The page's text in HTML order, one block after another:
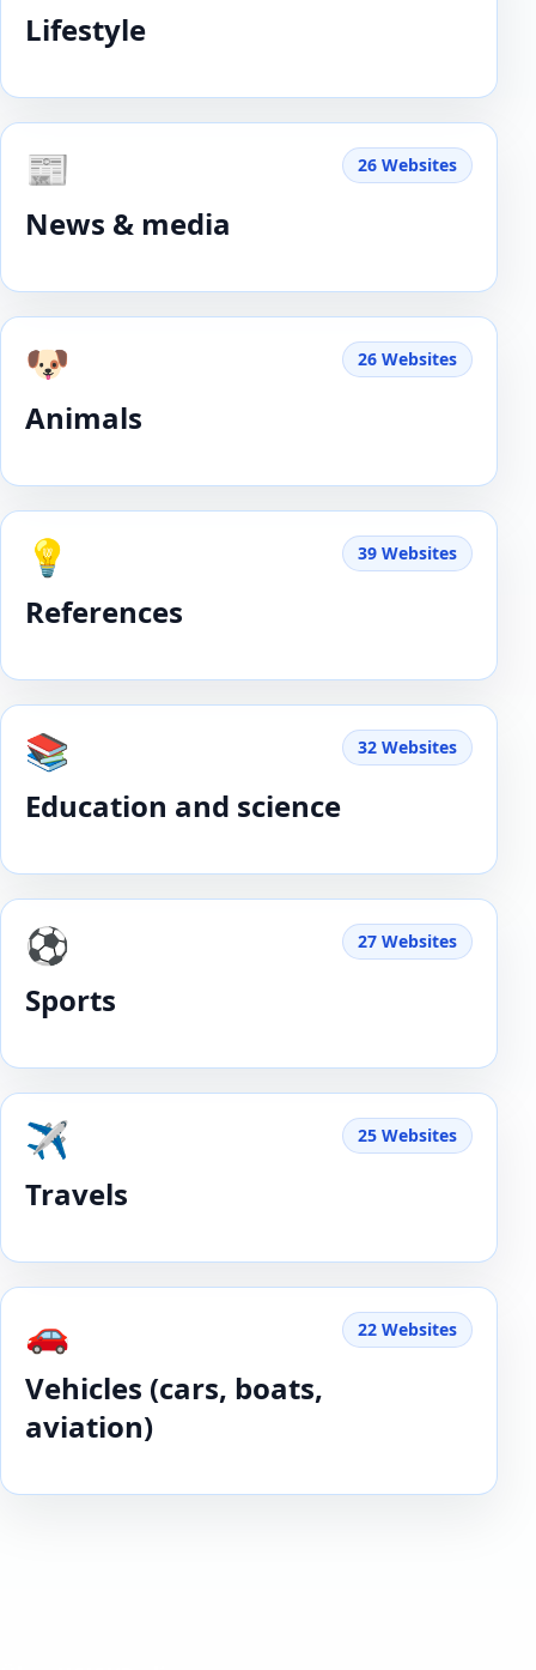
Lifestyle
📰
News & media
26 Websites
🐶
Animals
26 Websites
💡
References
39 Websites
📚
Education and science
32 Websites
⚽️
Sports
27 Websites
✈️
Travels
25 Websites
🚗
Vehicles (cars, boats,
aviation)
22 Websites